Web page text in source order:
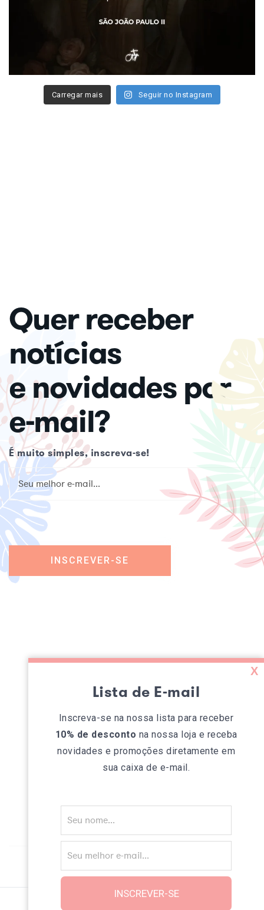
Carregar mais Seguir no Instagram
Quer receber
notícias
e novidades por
e-mail?
É muito simples, inscreva-se!
X
Lista de E-mail
Inscreva-se na nossa lista para receber
10% de desconto na nossa loja e receba
novidades e promoções diretamente em
sua caixa de e-mail.